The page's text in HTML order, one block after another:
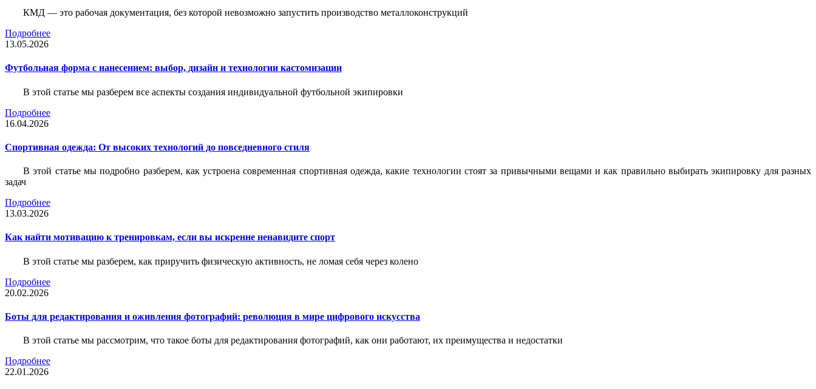
КМД — это рабочая документация, без которой невозможно запустить производство металлоконструкций
Подробнее
13.05.2026
Футбольная форма с нанесением: выбор, дизайн и технологии кастомизации
В этой статье мы разберем все аспекты создания индивидуальной футбольной экипировки
Подробнее
16.04.2026
Спортивная одежда: От высоких технологий до повседневного стиля
В этой статье мы подробно разберем, как устроена современная спортивная одежда, какие технологии стоят за привычными вещами и как правильно выбирать экипировку для разных
задач
Подробнее
13.03.2026
Как найти мотивацию к тренировкам, если вы искренне ненавидите спорт
В этой статье мы разберем, как приручить физическую активность, не ломая себя через колено
Подробнее
20.02.2026
Боты для редактирования и оживления фотографий: революция в мире цифрового искусства
В этой статье мы рассмотрим, что такое боты для редактирования фотографий, как они работают, их преимущества и недостатки
Подробнее
22.01.2026